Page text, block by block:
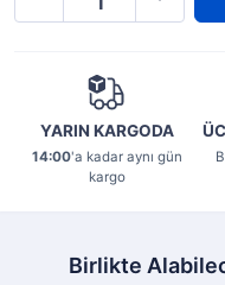
YARIN KARGODA
14:00'a kadar aynı gün
kargo
Birlikte